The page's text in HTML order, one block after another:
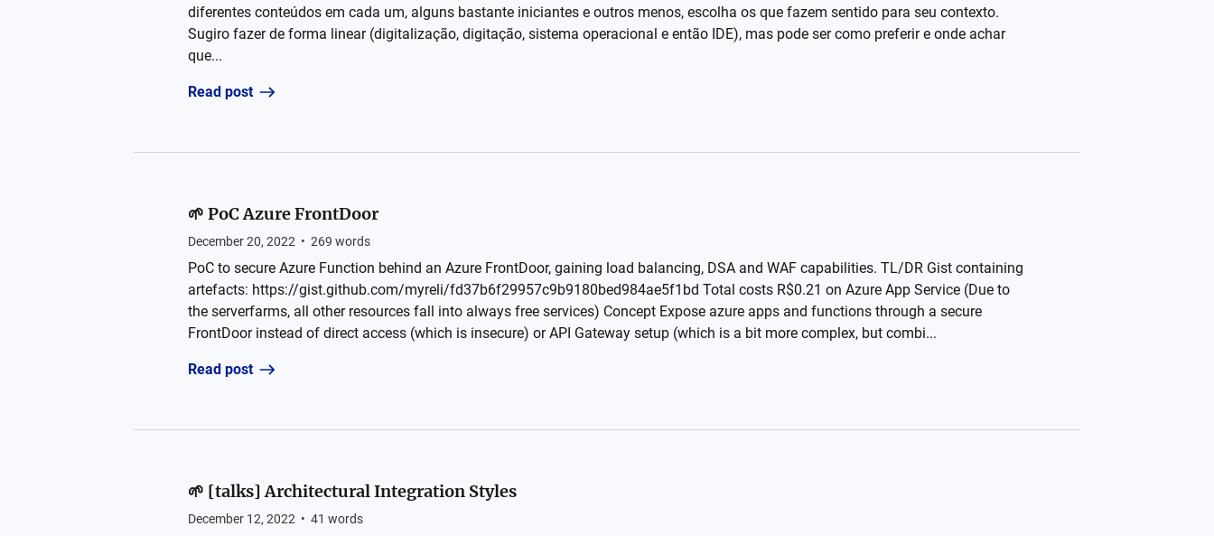
diferentes conteúdos em cada um, alguns bastante iniciantes e outros menos, escolha os que fazem sentido para seu contexto.
Sugiro fazer de forma linear (digitalização, digitação, sistema operacional e então IDE), mas pode ser como preferir e onde achar
que...
Read post
🌱 PoC Azure FrontDoor
December 20, 2022 • 269 words
PoC to secure Azure Function behind an Azure FrontDoor, gaining load balancing, DSA and WAF capabilities. TL/DR Gist containing
artefacts: https://gist.github.com/myreli/fd37b6f29957c9b9180bed984ae5f1bd Total costs R$0.21 on Azure App Service (Due to
the serverfarms, all other resources fall into always free services) Concept Expose azure apps and functions through a secure
FrontDoor instead of direct access (which is insecure) or API Gateway setup (which is a bit more complex, but combi...
Read post
🌱 [talks] Architectural Integration Styles
December 12, 2022 • 41 words